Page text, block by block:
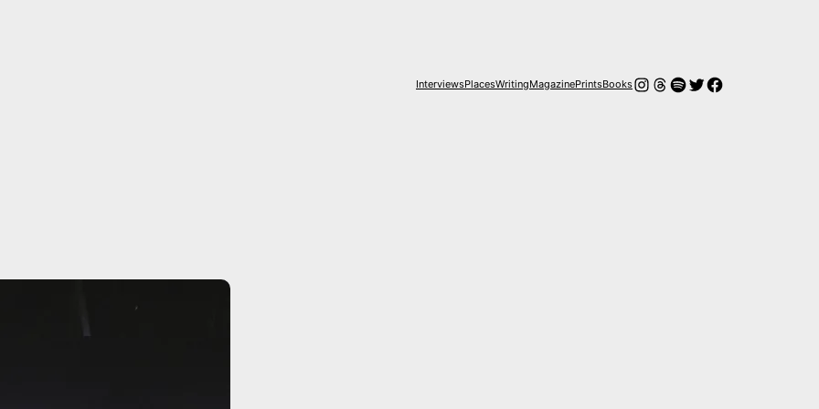
InterviewsPlacesWritingMagazinePrintsBooksInstagram
Hilos
Spotify
Twitter
Facebook